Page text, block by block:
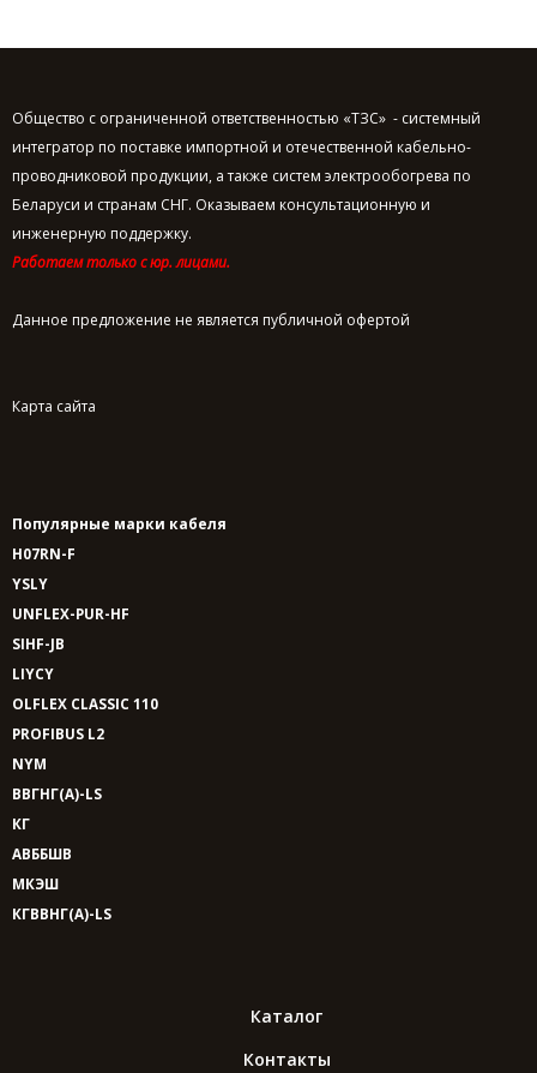
Общество с ограниченной ответственностью «ТЗС» - системный
интегратор по поставке импортной и отечественной кабельно-
проводниковой продукции, а также систем электрообогрева по
Беларуси и странам СНГ. Оказываем консультационную и
инженерную поддержку.
Работаем только с юр. лицами.
Данное предложение не является публичной офертой
Карта сайта
Популярные марки кабеля
H07RN-F
YSLY
UNFLEX-PUR-HF
SIHF-JB
LIYCY
OLFLEX CLASSIC 110
PROFIBUS L2
NYM
ВВГНГ(A)-LS
КГ
АВББШВ
МКЭШ
КГВВНГ(A)-LS
Каталог
Контакты